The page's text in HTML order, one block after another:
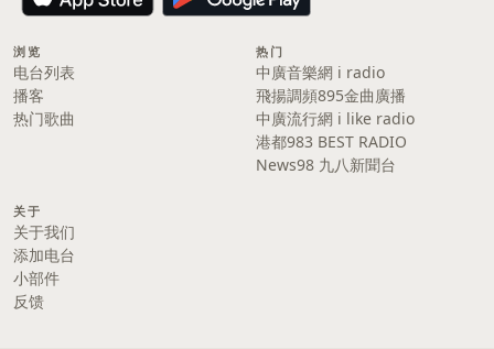
浏览
电台列表
播客
热门歌曲
热门
中廣音樂網 i radio
飛揚調頻895金曲廣播
中廣流行網 i like radio
港都983 BEST RADIO
News98 九八新聞台
关于
关于我们
添加电台
小部件
反馈